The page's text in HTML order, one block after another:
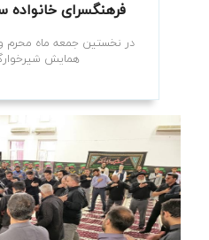
فرهنگسرای خانواده
در نخستین جمعه ماه محرم
همایش